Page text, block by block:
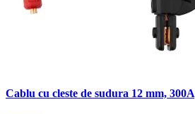
Cablu cu cleste de sudura 12 mm,